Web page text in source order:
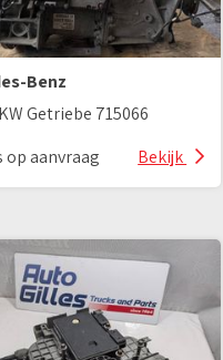
Benz
Getriebe 715066
op aanvraag
Bekijk